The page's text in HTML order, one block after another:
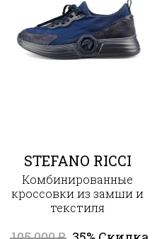
STEFANO RICCI
Комбинированные
кроссовки из замши и
текстиля